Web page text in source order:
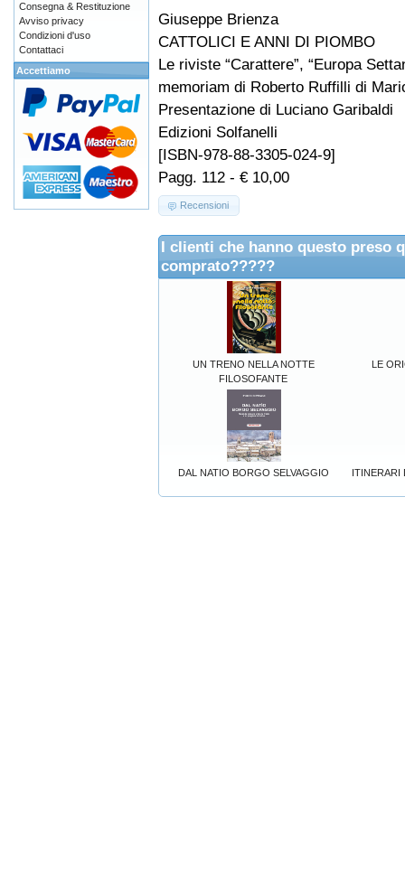
Giuseppe Brienza
CATTOLICI E ANNI DI PIOMBO
Le riviste “Carattere”, “Europa
memoriam di Roberto Ruffilli di
Presentazione di Luciano Garibaldi
Edizioni Solfanelli
[ISBN-978-88-3305-024-9]
Pagg. 112 - € 10,00
Recensioni
I clienti che hanno questo preso
comprato?????
UN TRENO NELLA NOTTE
FILOSOFANTE
LE
DAL NATIO BORGO SELVAGGIO ITINERARI
Consegna & Restituzione
Avviso privacy
Condizioni d'uso
Contattaci
Accettiamo